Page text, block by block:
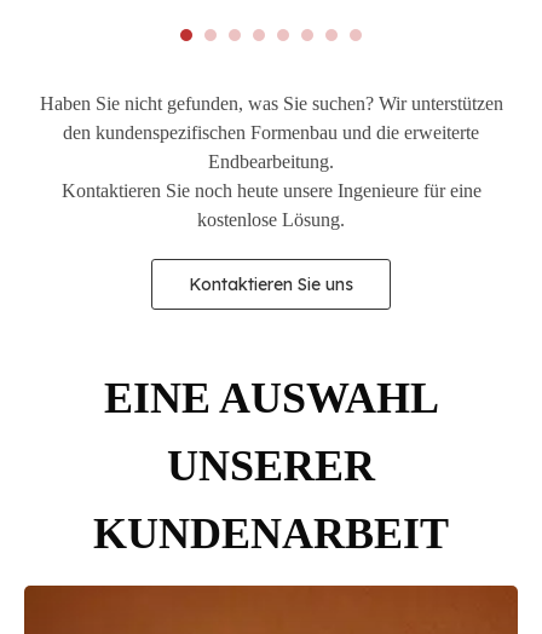
Haben Sie nicht gefunden, was Sie suchen? Wir unterstützen
den kundenspezifischen Formenbau und die erweiterte
Endbearbeitung.
Kontaktieren Sie noch heute unsere Ingenieure für eine
kostenlose Lösung.
Kontaktieren Sie uns
EINE AUSWAHL
UNSERER
KUNDENARBEIT